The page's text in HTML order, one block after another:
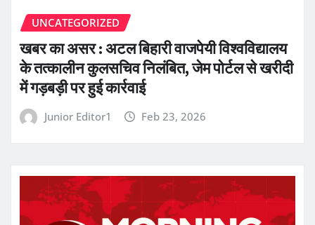
UNCATEGORIZED
खबर का असर : अटल बिहारी वाजपेयी विश्वविद्यालय
के तत्कालीन कुलसचिव निलंबित, जेम पोर्टल से खरीदी
में गड़बड़ी पर हुई कार्रवाई
Junior Editor1 Feb 23, 2026